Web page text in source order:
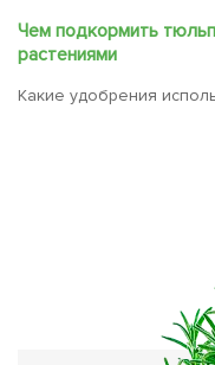
Чем подкормить
растениями
Какие удобрения